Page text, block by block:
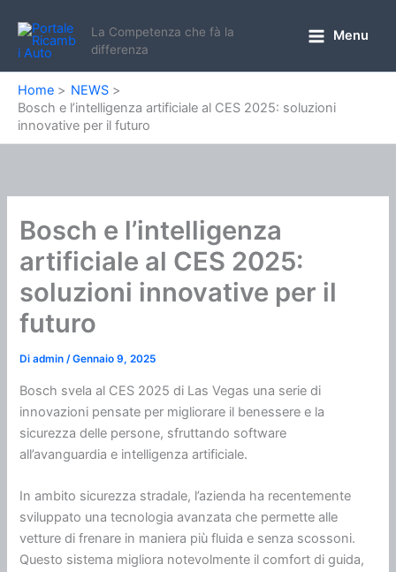
contenuto
La Competenza che fà la
differenza
Menu
Home
NEWS
Bosch e l’intelligenza artificiale al CES 2025: soluzioni
innovative per il futuro
Bosch e l’intelligenza
artificiale al CES 2025:
soluzioni innovative per il
futuro
Diadmin/Gennaio 9, 2025
Bosch svela al CES 2025 di Las Vegas una serie di
innovazioni pensate per migliorare il benessere e la
sicurezza delle persone, sfruttando software
all’avanguardia e intelligenza artificiale.
In ambito sicurezza stradale, l’azienda ha recentemente
sviluppato una tecnologia avanzata che permette alle
vetture di frenare in maniera più fluida e senza scossoni.
Questo sistema migliora notevolmente il comfort di guida,